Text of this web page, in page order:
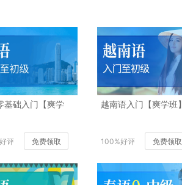
基础入门【爽学
评 免费领取
越南语入门【爽学班】
100%好评 免费领取